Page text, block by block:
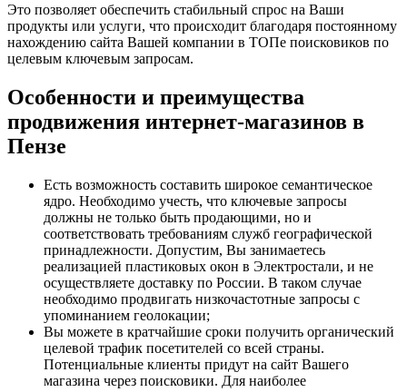
Это позволяет обеспечить стабильный спрос на Ваши
продукты или услуги, что происходит благодаря постоянному
нахождению сайта Вашей компании в ТОПе поисковиков по
целевым ключевым запросам.
Особенности и преимущества
продвижения интернет-магазинов в
Пензе
Есть возможность составить широкое семантическое
ядро. Необходимо учесть, что ключевые запросы
должны не только быть продающими, но и
соответствовать требованиям служб географической
принадлежности. Допустим, Вы занимаетесь
реализацией пластиковых окон в Электростали, и не
осуществляете доставку по России. В таком случае
необходимо продвигать низкочастотные запросы с
упоминанием геолокации;
Вы можете в кратчайшие сроки получить органический
целевой трафик посетителей со всей страны.
Потенциальные клиенты придут на сайт Вашего
магазина через поисковики. Для наиболее